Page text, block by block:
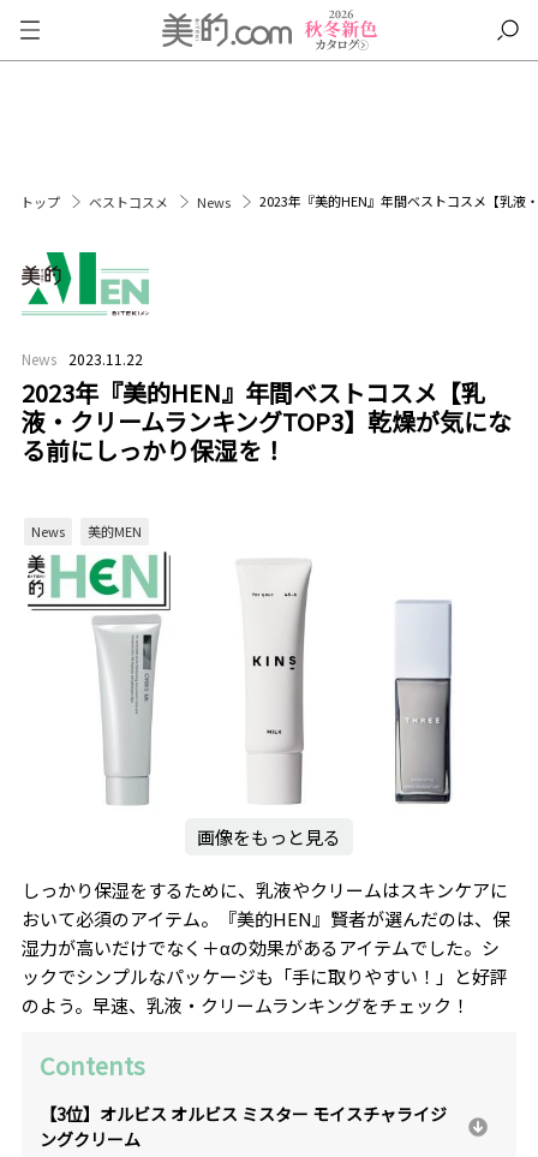
トップ ベストコスメ News 2023年『美的HEN』年間ベストコスメ【乳液
News 2023.11.22
2023年『美的HEN』年間ベストコスメ【乳
液・クリームランキングTOP3】乾燥が気にな
る前にしっかり保湿を！
News 美的MEN
画像をもっと見る
しっかり保湿をするために、乳液やクリームはスキンケアに
おいて必須のアイテム。『美的HEN』賢者が選んだのは、保
湿力が高いだけでなく＋αの効果があるアイテムでした。シ
ックでシンプルなパッケージも「手に取りやすい！」と好評
のよう。早速、乳液・クリームランキングをチェック！
Contents
【3位】オルビス オルビス ミスター モイスチャライジ
ングクリーム